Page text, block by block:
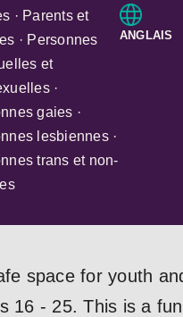
· Parents et
· Personnes
et
·
gaies ·
lesbiennes ·
trans et non-
ANGLAIS
space for youth
16 - 25. This is a